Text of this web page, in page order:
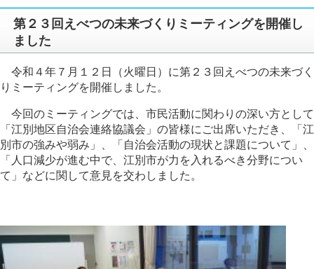
第２３回えべつの未来づくりミーティングを開催し
ました
令和４年７月１２日（火曜日）に第２３回えべつの未来づく
りミーティングを開催しました。
今回のミーティングでは、市民活動に関わりの深い方として
「江別地区自治会連絡協議会」の皆様にご出席いただき、「江
別市の強みや弱み」、「自治会活動の現状と課題について」、
「人口減少が進む中で、江別市が力を入れるべき分野につい
て」などに関して意見を交わしました。